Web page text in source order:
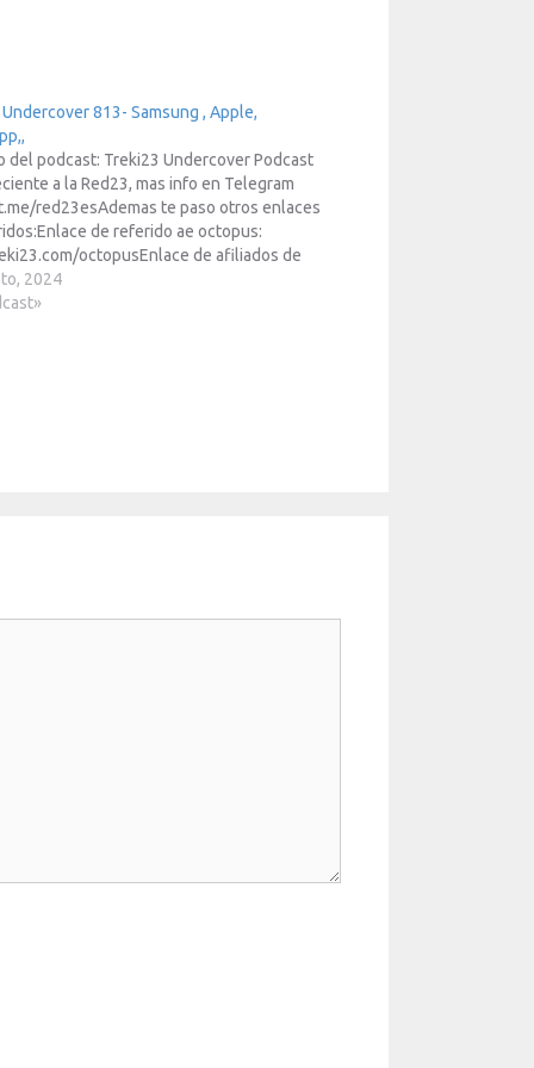
813- Samsung , Apple,
del podcast: Treki23 Undercover Podcast
a la Red23, mas info en Telegram
red23esAdemas te paso otros enlaces
de referido ae octopus:
octopusEnlace de afiliados de
https://www.treki23.com/amazonEnlace
de Meta Quest:
2024